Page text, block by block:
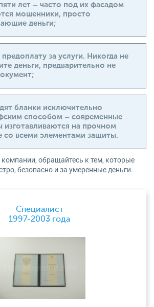
лет – часто под их фасадом
мошенники, просто
деньги;
за услуги. Никогда не
деньги, предварительно не
бланки исключительно
способом – современные
изготавливаются на прочном
со всеми элементами защиты.
обращайтесь к тем, которые
безопасно и за умеренные деньги.
Специалист
1997-2003 года